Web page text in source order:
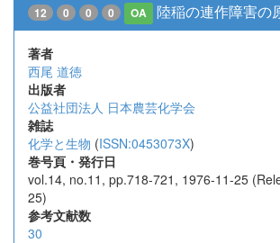
12 0 0 0 OA 陸稲の連作障害の
著者
西尾 道徳
出版者
公益社団法人 日本農芸化学会
雑誌
化学と生物 (ISSN:0453073X)
巻号頁・発行日
vol.14, no.11, pp.718-721, 1976-11-25
25)
参考文献数
30